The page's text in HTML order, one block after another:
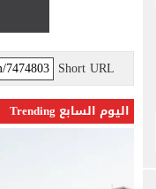
Short URL
اليوم السابع Trending